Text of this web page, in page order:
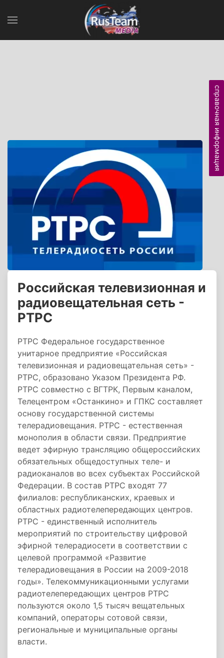
Российская телевизионная и
радиовещательная сеть -
РТРС
РТРС Федеральное государственное
унитарное предприятие «Российская
телевизионная и радиовещательная сеть» -
РТРС, образовано Указом Президента РФ.
РТРС совместно с ВГТРК, Первым каналом,
Телецентром «Останкино» и ГПКС составляет
основу государственной системы
телерадиовещания. РТРС - естественная
монополия в области связи. Предприятие
ведет эфирную трансляцию общероссийских
обязательных общедоступных теле- и
радиоканалов во всех субъектах Российской
Федерации. В состав РТРС входят 77
филиалов: республиканских, краевых и
областных радиотелепередающих центров.
РТРС - единственный исполнитель
мероприятий по строительству цифровой
эфирной телерадиосети в соответствии с
целевой программой «Развитие
телерадиовещания в России на 2009-2018
годы». Телекоммуникационными услугами
радиотелепередающих центров РТРС
пользуются около 1,5 тысяч вещательных
компаний, операторы сотовой связи,
региональные и муниципальные органы
власти.
справочная информация